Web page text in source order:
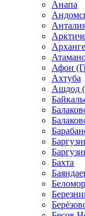
Анапа
Афон
Ахтуба
Ашдод
Бахта